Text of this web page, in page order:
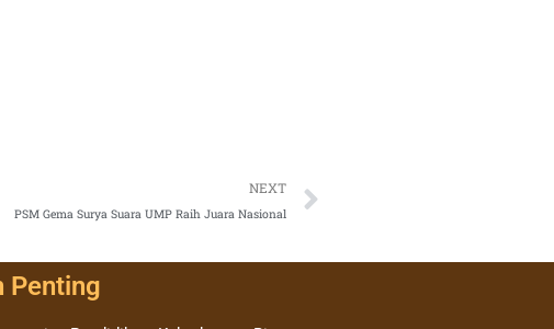
NEXT
PSM Gema Surya Suara UMP Raih Juara Nasional
Penting